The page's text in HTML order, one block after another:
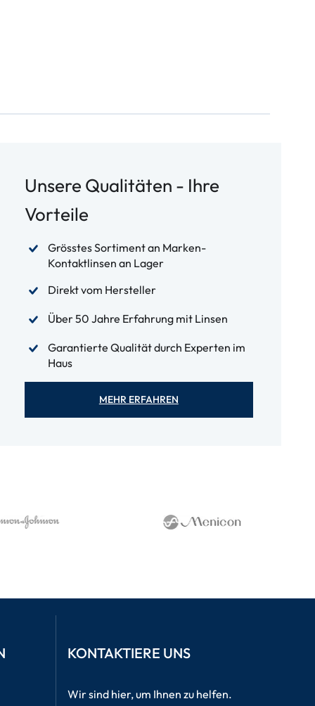
Unsere Qualitäten - Ihre
Vorteile
Grösstes Sortiment an Marken-
Kontaktlinsen an Lager
Direkt vom Hersteller
Über 50 Jahre Erfahrung mit Linsen
Garantierte Qualität durch Experten im
Haus
MEHR ERFAHREN
KONTAKTIERE UNS
Wir sind hier, um Ihnen zu helfen.